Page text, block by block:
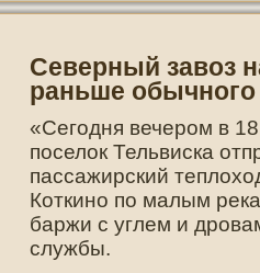
Северный завоз
раньше обычного
«Сегодня вечером в
поселок Тельвиска
пассажирский
Коткино по малым
баржи с углем и
службы.